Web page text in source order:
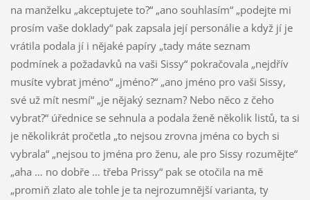
na manželku „akceptujete to?“ „ano souhlasím“ „podejte mi
prosím vaše doklady“ pak zapsala její personálie a když jí je
vrátila podala jí i nějaké papíry „tady máte seznam
podmínek a požadavků na vaši Sissy“ pokračovala „nejdřív
musíte vybrat jméno“ „jméno?“ „ano jméno pro vaši Sissy,
své už mít nesmí“ „je nějaký seznam? Nebo něco z čeho
vybrat?“ úřednice se sehnula a podala ženě několik listů, ta si
je několikrát pročetla „to nejsou zrovna jména co bych si
vybrala“ „nejsou to jména pro ženu, ale pro Sissy rozumějte“
„aha … no dobře … třeba Prissy“ pak se otočila na mě
„promiň zlato ale tohle je ta nejrozumnější varianta, ty